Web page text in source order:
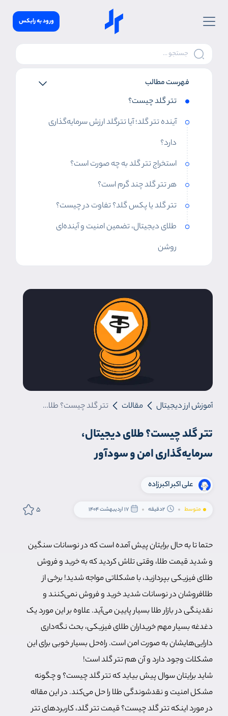
ورود به رابکس
فهرست مطالب
تتر گلد چیست؟
آینده تتر گلد؛ آیا تترگلد ارزش سرمایه‌گذاری
دارد؟
استخراج تتر گلد به چه صورت است؟
هر تتر گلد چند گرم است؟
تتر گلد یا پکس گلد؟ تفاوت در چیست؟
طلای دیجیتال، تضمین امنیت و آینده‌ای
روشن
آموزش ارز دیجیتال مقالات تتر گلد چیست؟ طلای دیجیتال، سرمایه‌گذاری امن و سودآور
تتر گلد چیست؟ طلای دیجیتال،
سرمایه‌گذاری امن و سودآور
علی اکبر اکبرزاده
متوسط 2دقیقه 17 اردیبهشت 1404 5
حتما تا به حال برایتان پیش آمده است که در نوسانات سنگین
و شدید قیمت طلا، وقتی تلاش کردید که به خرید و فروش
طلای فیزیکی بپردازید، با مشکلاتی مواجه شدید! برخی از
طلافروشان در نوسانات شدید خرید و فروش نمی‌کنند و
نقدینگی در بازار طلا بسیار پایین می‌آید. علاوه بر این مورد یک
دغدغه بسیار مهم خریداران طلای فیزیکی، بحث نگه‌داری
دارایی‌هایشان به صورت امن است. راه‌حل بسیار خوبی برای این
مشکلات وجود دارد و آن هم تتر گلد است!
شاید برایتان سوال پیش بیاید که تتر گلد چیست؟ و چگونه
مشکل امنیت و نقدشوندگی طلا را حل می‌کند. در این مقاله
در مورد اینکه تتر گلد چیست؟ قیمت تتر گلد، کاربردهای تتر